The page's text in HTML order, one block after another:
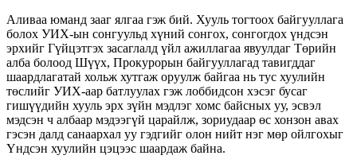
Аливаа юманд зааг ялгаа гэж бий. Хууль тогтоох байгууллага
болох УИХ-ын сонгуульд хүний сонгох, сонгогдох үндсэн
эрхийг Гүйцэтгэх засаглалд үйл ажиллагаа явуулдаг Төрийн
алба болоод Шүүх, Прокурорын байгууллагад тавигддаг
шаардлагатай хольж хутгаж оруулж байгаа нь тус хуулийн
төслийг УИХ-аар батлуулах гэж лоббидсон хэсэг бусаг
гишүүдийн хууль эрх зүйн мэдлэг хомс байсных уу, эсвэл
мэдсэн ч албаар мэдээгүй царайлж, зориудаар өс хонзон авах
гэсэн далд санаархал уу гэдгийг олон нийт нэг мөр ойлгохыг
Үндсэн хуулийн цэцээс шаардаж байна.